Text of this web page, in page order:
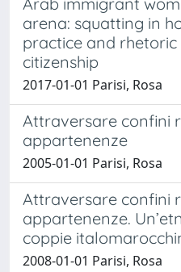
arena: squatting in
practice and
citizenship
2017-01-01 Parisi, Rosa
Attraversare confini
appartenenze
2005-01-01 Parisi, Rosa
Attraversare confini
appartenenze.
coppie
2008-01-01 Parisi, Rosa